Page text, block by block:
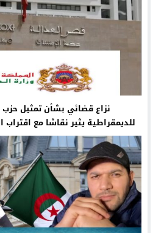
نزاع قضائي بشأن تمثيل حزب
للديمقراطية يثير نقاشا مع اقتراب